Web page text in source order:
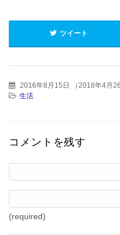
ツイート
2016年8月15日 （ 2018年4月
生活
コメントを残す
(required)